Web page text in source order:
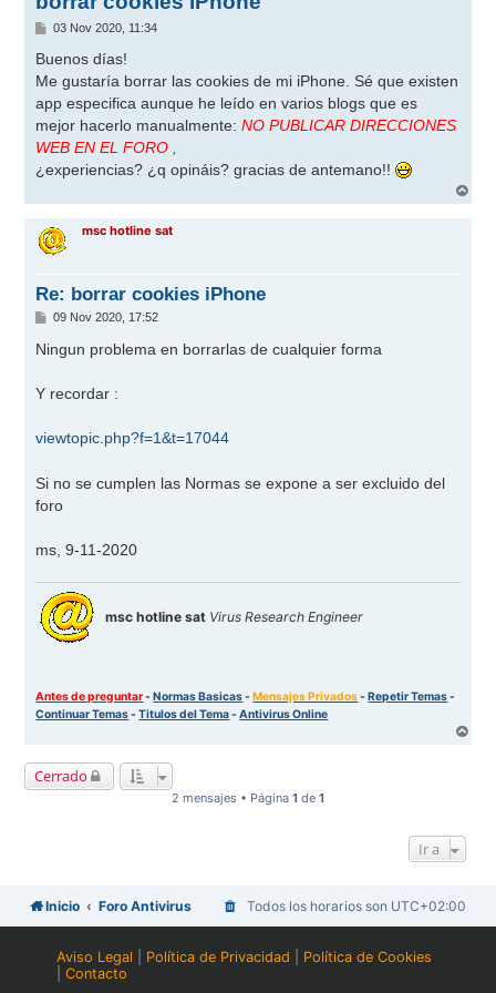
M
n
a
j
e
03 Nov 2020, 11:34
Buenos días!
Me gustaría borrar las cookies de mi iPhone. Sé que existen
app especifica aunque he leído en varios blogs que es
mejor hacerlo manualmente:NO PUBLICAR DIRECCIONES
WEB EN EL FORO ,
¿experiencias? ¿q opináis? gracias de antemano!!
r
msc hotline sat
Re: borrar cookies iPhone
M
n
s
e
09 Nov 2020, 17:52
Ningun problema en borrarlas de cualquier forma
Y recordar :
viewtopic.php?f=1&t=17044
Si no se cumplen las Normas se expone a ser excluido del
foro
ms, 9-11-2020
msc hotline sat Virus Research Engineer
Antes de preguntar-Normas Basicas-Mensajes Privados-Repetir Temas-
Continuar Temas-Titulos del Tema-Antivirus Online
Cerrado
2 mensajes • Página 1 de 1
Ir a
Inicio Foro Antivirus Todos los horarios son UTC+02:00
Aviso Legal Política de Privacidad
Política de Cookies
|Contacto